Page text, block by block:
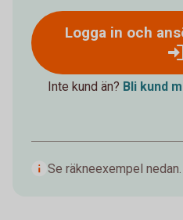
Logga in och
Inte kund än? Bli kund
Se räkneexempel nedan.